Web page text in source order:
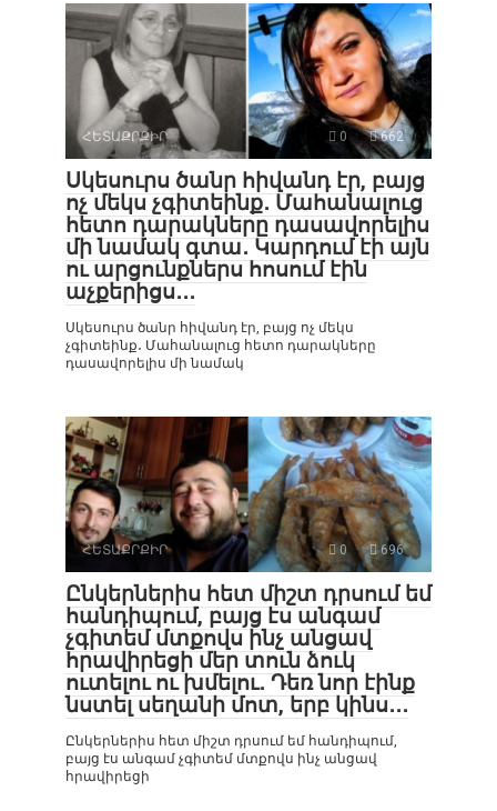
ՀԵՏԱՔՐՔԻՐ 0 662
Սկեսուրս ծանր հիվանդ էր, բայց
ոչ մեկս չգիտեինք․ Մահանալուց
հետո դարակները դասավորելիս
մի նամակ գտա․ Կարդում էի այն
ու արցունքներս հոսում էին
աչքերիցս․․․
Սկեսուրս ծանր հիվանդ էր, բայց ոչ մեկս
չգիտեինք․ Մահանալուց հետո դարակները
դասավորելիս մի նամակ
ՀԵՏԱՔՐՔԻՐ 0 696
Ընկերներիս հետ միշտ դրսում եմ
հանդիպում, բայց էս անգամ
չգիտեմ մտքովս ինչ անցավ
հրավիրեցի մեր տուն ձուկ
ուտելու ու խմելու․ Դեռ նոր էինք
նստել սեղանի մոտ, երբ կինս․․․
Ընկերներիս հետ միշտ դրսում եմ հանդիպում,
բայց էս անգամ չգիտեմ մտքովս ինչ անցավ
հրավիրեցի